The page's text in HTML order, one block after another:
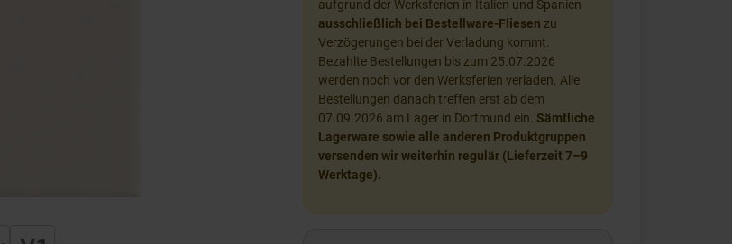
aufgrund der Werksferien in Italien und Spanien
ausschließlich bei Bestellware-Fliesen zu
Verzögerungen bei der Verladung kommt.
Bezahlte Bestellungen bis zum 25.07.2026
werden noch vor den Werksferien verladen. Alle
Bestellungen danach treffen erst ab dem
07.09.2026 am Lager in Dortmund ein. Sämtliche
Lagerware sowie alle anderen Produktgruppen
versenden wir weiterhin regulär (Lieferzeit 7–9
Werktage).